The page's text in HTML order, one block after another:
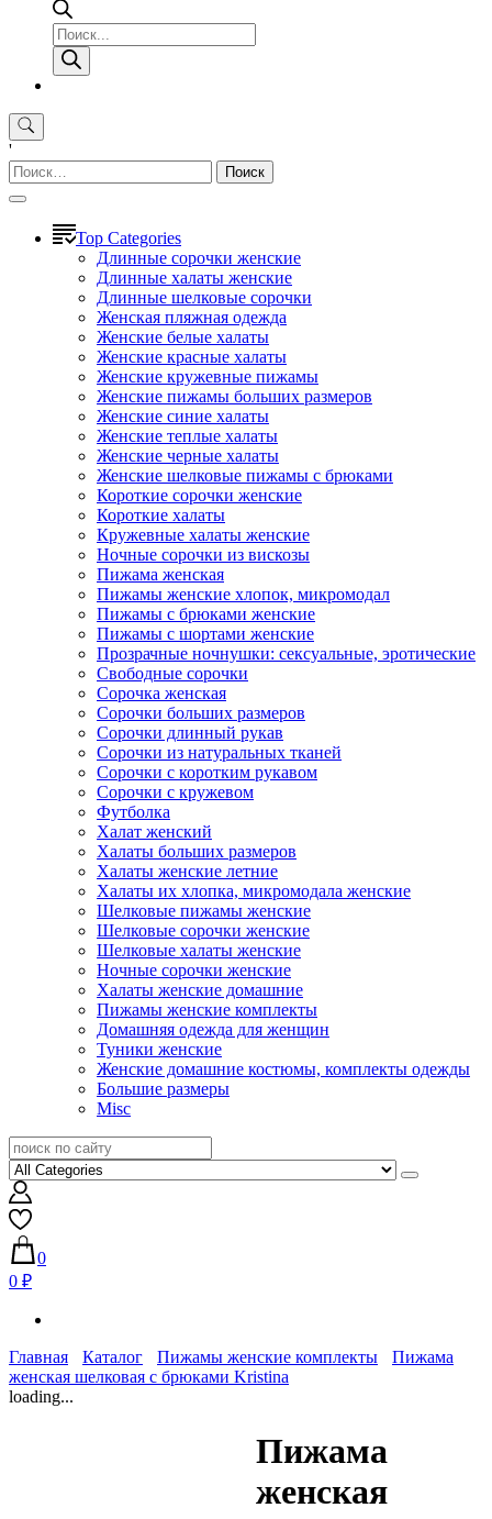
Поиск
товаров
'
Найти:
Top Categories
Длинные сорочки женские
Длинные халаты женские
Длинные шелковые сорочки
Женская пляжная одежда
Женские белые халаты
Женские красные халаты
Женские кружевные пижамы
Женские пижамы больших размеров
Женские синие халаты
Женские теплые халаты
Женские черные халаты
Женские шелковые пижамы с брюками
Короткие сорочки женские
Короткие халаты
Кружевные халаты женские
Ночные сорочки из вискозы
Пижама женская
Пижамы женские хлопок, микромодал
Пижамы с брюками женские
Пижамы с шортами женские
Прозрачные ночнушки: сексуальные, эротические
Свободные сорочки
Сорочка женская
Сорочки больших размеров
Сорочки длинный рукав
Сорочки из натуральных тканей
Сорочки с коротким рукавом
Сорочки с кружевом
Футболка
Халат женский
Халаты больших размеров
Халаты женские летние
Халаты их хлопка, микромодала женские
Шелковые пижамы женские
Шелковые сорочки женские
Шелковые халаты женские
Ночные сорочки женские
Халаты женские домашние
Пижамы женские комплекты
Домашняя одежда для женщин
Туники женские
Женские домашние костюмы, комплекты одежды
Большие размеры
Misc
0
0 ₽
Главная Каталог Пижамы женские комплекты
Пижама
женская шелковая с брюками Kristina
loading...
Пижама
женская